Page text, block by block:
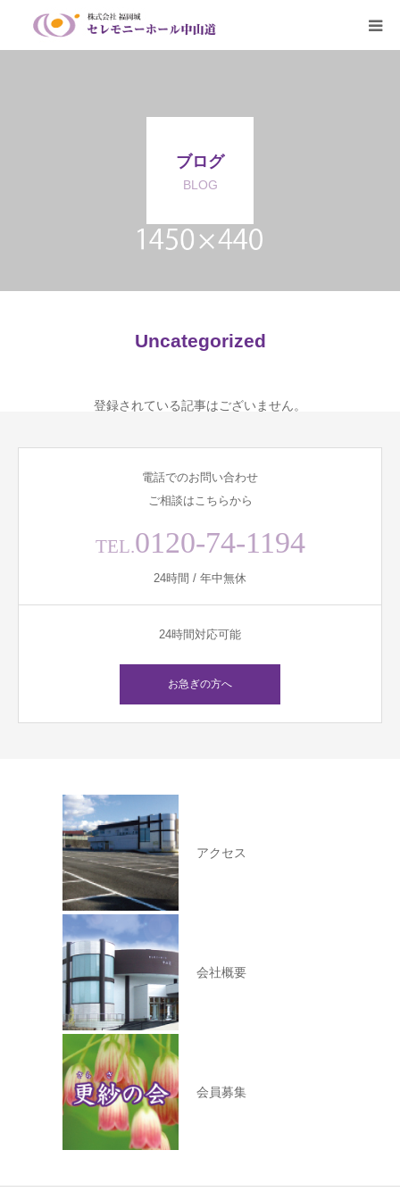
ブログ
BLOG
Uncategorized
登録されている記事はございません。
電話でのお問い合わせ
ご相談はこちらから
TEL.0120-74-1194
24時間 / 年中無休
24時間対応可能
お急ぎの方へ
アクセス
会社概要
会員募集